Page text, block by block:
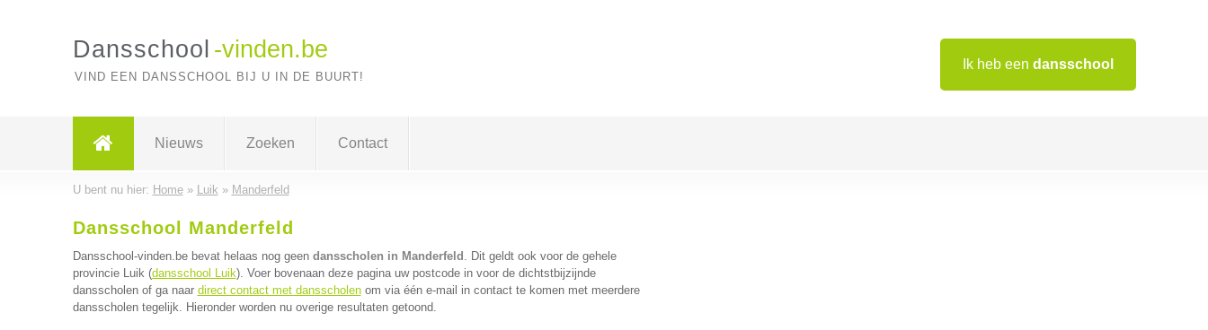
Ik heb een dansschool
Dansschool -vinden.be
VIND EEN DANSSCHOOL BIJ U IN DE BUURT!
Nieuws Zoeken Contact
U bent nu hier: Home» Luik » Manderfeld
Dansschool Manderfeld
Dansschool-vinden.be bevat helaas nog geen dansscholen in Manderfeld . Dit geldt ook voor de gehele
provincie Luik (dansschool Luik). Voer bovenaan deze pagina uw postcode in voor de dichtstbijzijnde
dansscholen of ga naar direct contact met dansscholenom via één e-mail in contact te komen met meerdere
dansscholen tegelijk. Hieronder worden nu overige resultaten getoond.